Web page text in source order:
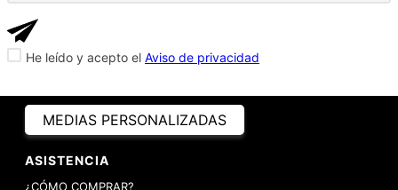
He leído y acepto el Aviso de privacidad
MEDIAS PERSONALIZADAS
ASISTENCIA
¿CÓMO COMPRAR?